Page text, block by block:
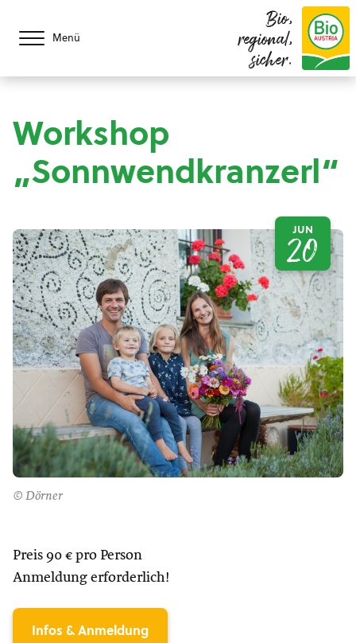
Menü
Bio,
regional,
sicher.
Workshop
„Sonnwendkranzerl“
© Dörner
JUN
20
Preis 90 € pro Person
Anmeldung erforderlich!
Infos & Anmeldung